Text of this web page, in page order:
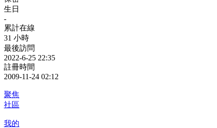
生日
-
累計在線
31 小時
最後訪問
2022-6-25 22:35
註冊時間
2009-11-24 02:12
聚焦
社區
我的